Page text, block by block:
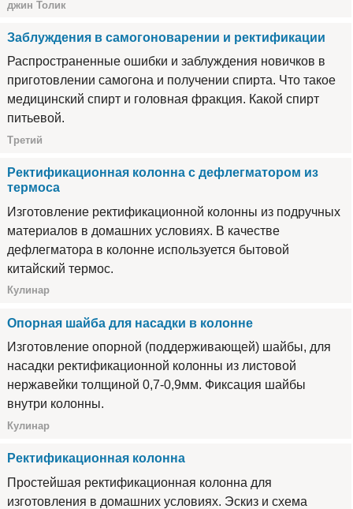
джин Толик
Заблуждения в самогоноварении и ректификации
Распространенные ошибки и заблуждения новичков в
приготовлении самогона и получении спирта. Что такое
медицинский спирт и головная фракция. Какой спирт
питьевой.
Третий
Ректификационная колонна с дефлегматором из
термоса
Изготовление ректификационной колонны из подручных
материалов в домашних условиях. В качестве
дефлегматора в колонне используется бытовой
китайский термос.
Кулинар
Опорная шайба для насадки в колонне
Изготовление опорной (поддерживающей) шайбы, для
насадки ректификационной колонны из листовой
нержавейки толщиной 0,7-0,9мм. Фиксация шайбы
внутри колонны.
Кулинар
Ректификационная колонна
Простейшая ректификационная колонна для
изготовления в домашних условиях. Эскиз и схема